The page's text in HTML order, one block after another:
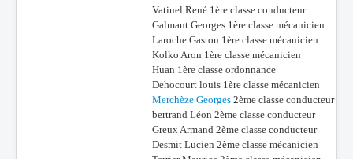
Vatinel René 1ère classe conducteur
Galmant Georges 1ère classe mécanicien
Laroche Gaston 1ère classe mécanicien
Kolko Aron 1ère classe mécanicien
Huan 1ère classe ordonnance
Dehocourt louis 1ère classe mécanicien
Merchèze Georges 2ème classe conducteur
bertrand Léon 2ème classe conducteur
Greux Armand 2ème classe conducteur
Desmit Lucien 2ème classe mécanicien